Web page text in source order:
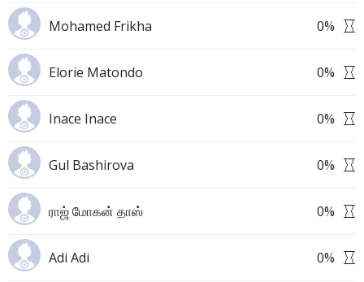
Mohamed Frikha 0%
Elorie Matondo 0%
Inace Inace 0%
Gul Bashirova 0%
ராஜ் மோகன் தாஸ் 0%
Adi Adi 0%